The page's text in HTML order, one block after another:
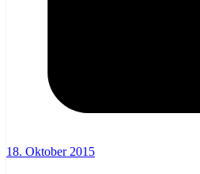
18. Oktober 2015